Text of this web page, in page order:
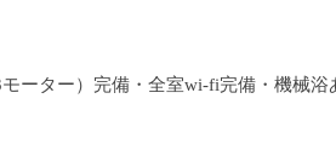
ーター）完備・全室wi-fi完備・機械浴